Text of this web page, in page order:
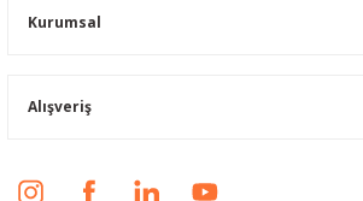
Kurumsal
Alışveriş